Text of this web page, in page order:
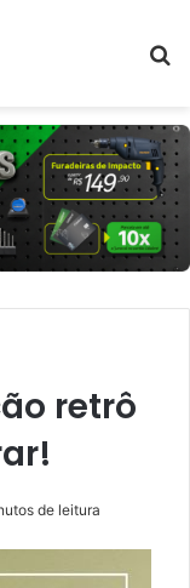
retrô
de leitura